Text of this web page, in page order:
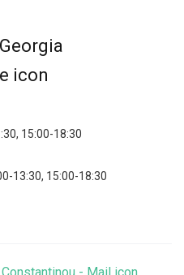
15:00-18:30
13:30, 15:00-18:30